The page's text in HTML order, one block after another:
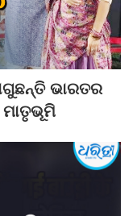
ଭାରତର
ମାତୃଭୂମି